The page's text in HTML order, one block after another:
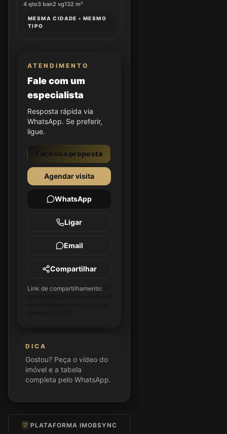
4 qto3 ban2 vg132 m²
MESMA CIDADE • MESMO
TIPO
ATENDIMENTO
Fale com um
especialista
Resposta rápida via
WhatsApp. Se preferir,
ligue.
Faça sua proposta
Agendar visita
WhatsApp
Ligar
Email
Compartilhar
Link de compartilhamento:
DICA
Gostou? Peça o vídeo do
imóvel e a tabela
completa pelo WhatsApp.
PLATAFORMA IMOBSYNC